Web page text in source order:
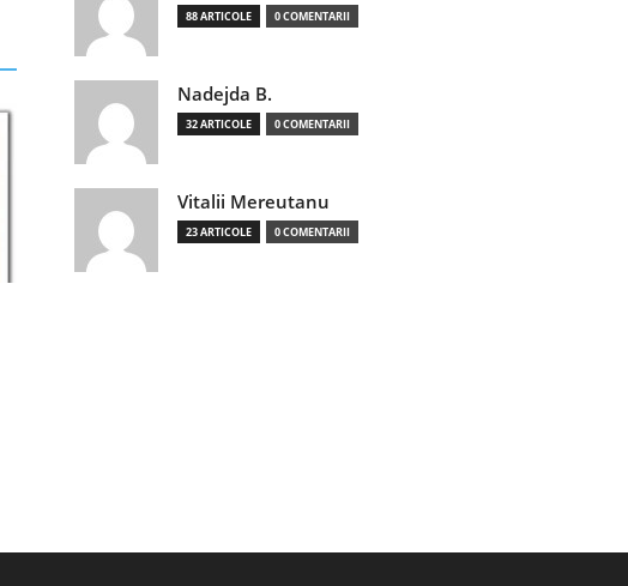
88 ARTICOLE 0 COMENTARII
Nadejda B.
32 ARTICOLE 0 COMENTARII
Vitalii Mereutanu
23 ARTICOLE 0 COMENTARII